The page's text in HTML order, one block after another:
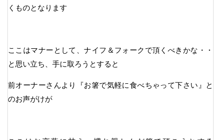
くものとなります
ここはマナーとして、ナイフ＆フォークで頂くべきかな・・
と思い立ち、手に取ろうとすると
前オーナーさんより『お箸で気軽に食べちゃって下さい』と
のお声がけが